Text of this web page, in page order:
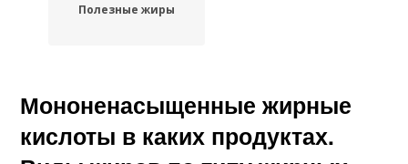
Полезные жиры
Мононенасыщенные жирные
кислоты в каких продуктах.